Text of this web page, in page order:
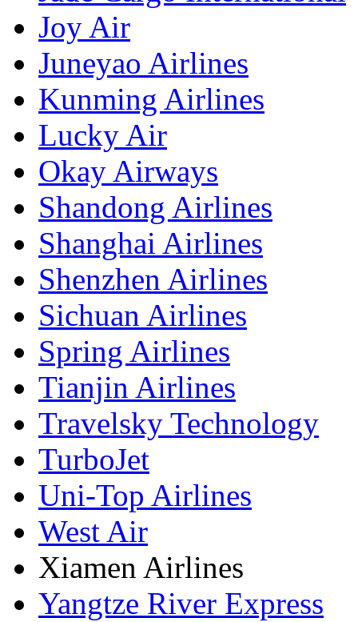
Joy Air
Juneyao Airlines
Kunming Airlines
Lucky Air
Okay Airways
Shandong Airlines
Shanghai Airlines
Shenzhen Airlines
Sichuan Airlines
Spring Airlines
Tianjin Airlines
Travelsky Technology
TurboJet
Uni-Top Airlines
West Air
Xiamen Airlines
Yangtze River Express